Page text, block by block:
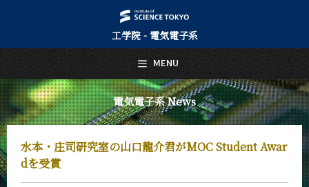
工学院 - 電気電子系
電気電子系 News
水本・庄司研究室の山口龍介君がMOC Student Awar
dを受賞
MENU
日本語 English
トップページ
Top Page
電気電子系について
About Us
教育
Education